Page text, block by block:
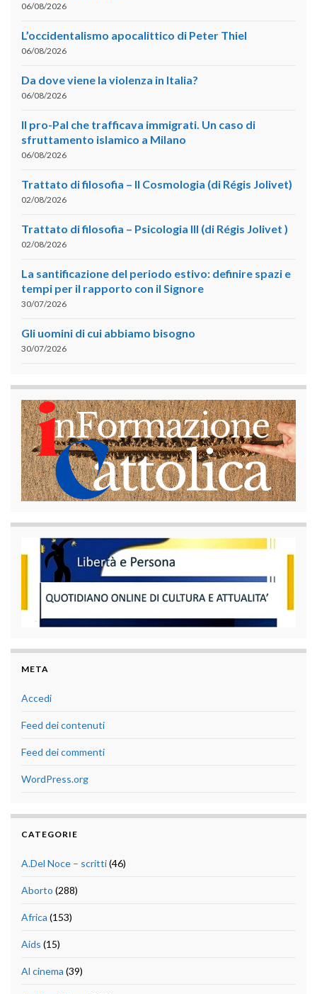
06/08/2026
L’occidentalismo apocalittico di Peter Thiel
06/08/2026
Da dove viene la violenza in Italia?
06/08/2026
Il pro-Pal che trafficava immigrati. Un caso di
sfruttamento islamico a Milano
06/08/2026
Trattato di filosofia – II Cosmologia (di Régis Jolivet)
02/08/2026
Trattato di filosofia – Psicologia III (di Régis Jolivet )
02/08/2026
La santificazione del periodo estivo: definire spazi e
tempi per il rapporto con il Signore
30/07/2026
Gli uomini di cui abbiamo bisogno
30/07/2026
META
Accedi
Feed dei contenuti
Feed dei commenti
WordPress.org
CATEGORIE
A.Del Noce – scritti(46)
Aborto (288)
Africa (153)
Aids (15)
Al cinema (39)